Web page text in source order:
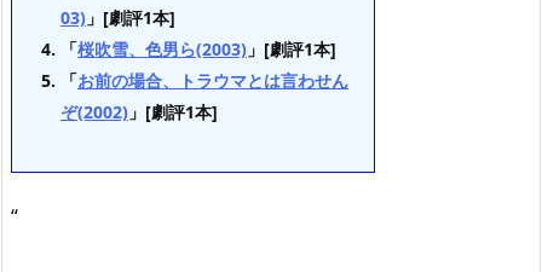
03) 」[劇評1本]
「桜吹雪、色男ら(2003) 」[劇評1本]
「お前の場合、トラウマとは言わせん
ぞ(2002) 」[劇評1本]
“